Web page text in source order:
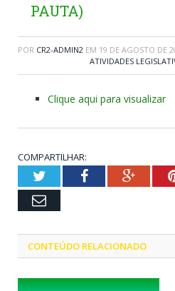
PAUTA)
POR CR2-ADMIN2 EM 19 DE AGOSTO DE
ATIVIDADES
Clique aqui para visualizar
COMPARTILHAR:
TwitterFacebook
Email
CONTEÚDO RELACIONADO